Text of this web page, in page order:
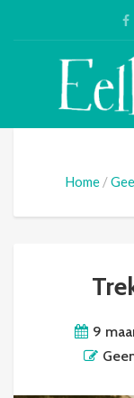
Home
9